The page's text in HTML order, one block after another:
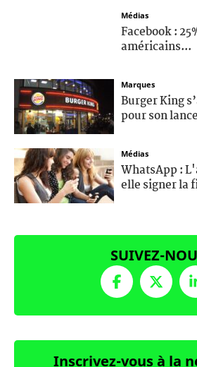
Médias
Facebook :
américains...
Marques
Burger King
pour son
Médias
WhatsApp :
elle signer la
SUIVEZ-
Inscrivez-vous à la